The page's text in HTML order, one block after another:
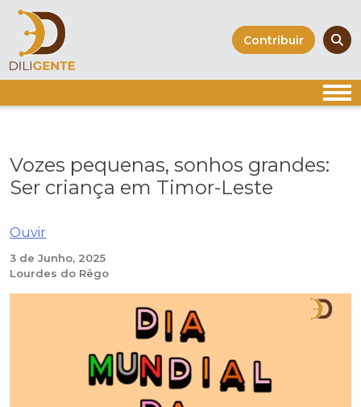
Skip
content
Contribuir
Vozes pequenas, sonhos grandes:
Ser criança em Timor-Leste
Ouvir
3 de Junho, 2025
Lourdes do Rêgo